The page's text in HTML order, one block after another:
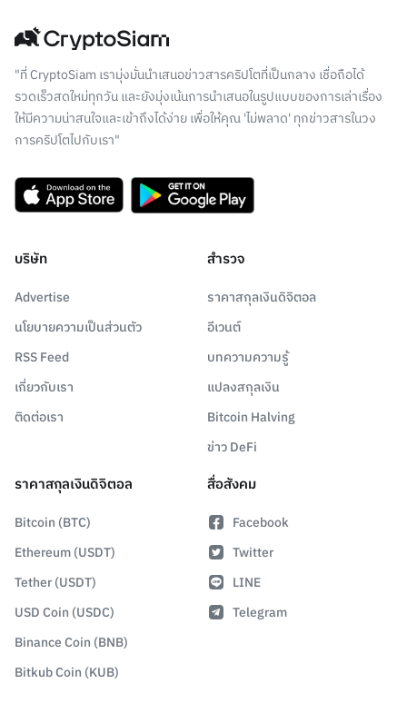
"ที่ CryptoSiam เรามุ่งมั่นนำเสนอข่าวสารคริปโตที่เป็นกลาง เชื่อถือได้
รวดเร็วสดใหม่ทุกวัน และยังมุ่งเน้นการนำเสนอในรูปแบบของการเล่าเรื่อง
ให้มีความน่าสนใจและเข้าถึงได้ง่าย เพื่อให้คุณ 'ไม่พลาด' ทุกข่าวสารในวง
การคริปโตไปกับเรา"
บริษัท
Advertise
นโยบายความเป็นส่วนตัว
RSS Feed
เกี่ยวกับเรา
ติดต่อเรา
สำรวจ
ราคาสกุลเงินดิจิตอล
อีเวนต์
บทความความรู้
แปลงสกุลเงิน
Bitcoin Halving
ข่าว DeFi
ราคาสกุลเงินดิจิตอล
Bitcoin (BTC)
Ethereum (USDT)
Tether (USDT)
USD Coin (USDC)
Binance Coin (BNB)
Bitkub Coin (KUB)
สื่อสังคม
Facebook
Twitter
LINE
Telegram